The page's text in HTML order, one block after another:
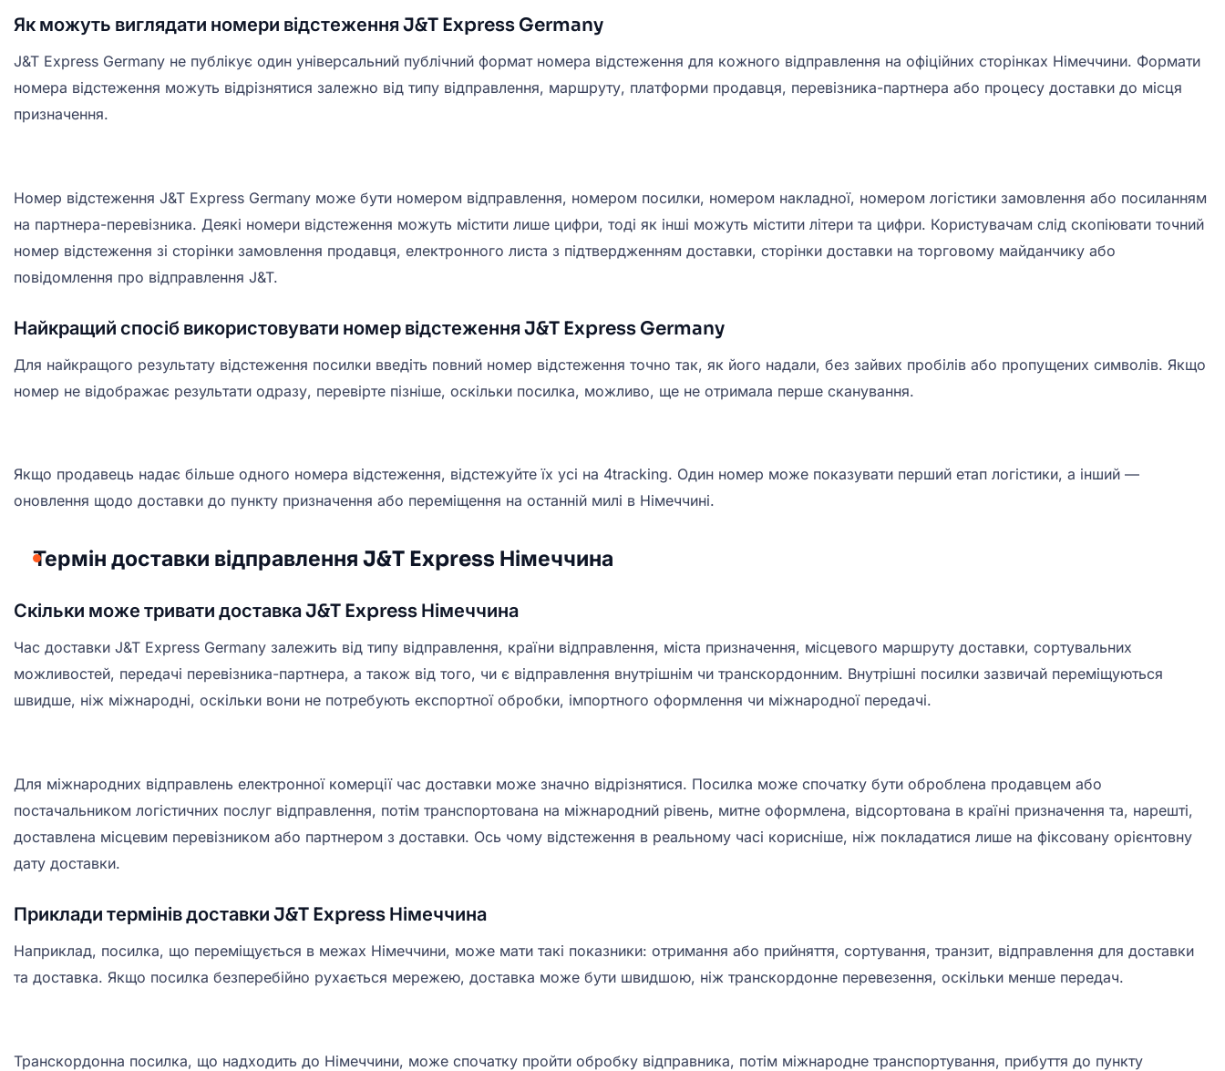
Як можуть виглядати номери відстеження J&T Express Germany
J&T Express Germany не публікує один універсальний публічний формат номера відстеження для кожного відправлення на офіційних сторінках Німеччини. Формати
номера відстеження можуть відрізнятися залежно від типу відправлення, маршруту, платформи продавця, перевізника-партнера або процесу доставки до місця
призначення.
Номер відстеження J&T Express Germany може бути номером відправлення, номером посилки, номером накладної, номером логістики замовлення або посиланням
на партнера-перевізника. Деякі номери відстеження можуть містити лише цифри, тоді як інші можуть містити літери та цифри. Користувачам слід скопіювати точний
номер відстеження зі сторінки замовлення продавця, електронного листа з підтвердженням доставки, сторінки доставки на торговому майданчику або
повідомлення про відправлення J&T.
Найкращий спосіб використовувати номер відстеження J&T Express Germany
Для найкращого результату відстеження посилки введіть повний номер відстеження точно так, як його надали, без зайвих пробілів або пропущених символів. Якщо
номер не відображає результати одразу, перевірте пізніше, оскільки посилка, можливо, ще не отримала перше сканування.
Якщо продавець надає більше одного номера відстеження, відстежуйте їх усі на 4tracking. Один номер може показувати перший етап логістики, а інший —
оновлення щодо доставки до пункту призначення або переміщення на останній милі в Німеччині.
Термін доставки відправлення J&T Express Німеччина
Скільки може тривати доставка J&T Express Німеччина
Час доставки J&T Express Germany залежить від типу відправлення, країни відправлення, міста призначення, місцевого маршруту доставки, сортувальних
можливостей, передачі перевізника-партнера, а також від того, чи є відправлення внутрішнім чи транскордонним. Внутрішні посилки зазвичай переміщуються
швидше, ніж міжнародні, оскільки вони не потребують експортної обробки, імпортного оформлення чи міжнародної передачі.
Для міжнародних відправлень електронної комерції час доставки може значно відрізнятися. Посилка може спочатку бути оброблена продавцем або
постачальником логістичних послуг відправлення, потім транспортована на міжнародний рівень, митне оформлена, відсортована в країні призначення та, нарешті,
доставлена місцевим перевізником або партнером з доставки. Ось чому відстеження в реальному часі корисніше, ніж покладатися лише на фіксовану орієнтовну
дату доставки.
Приклади термінів доставки J&T Express Німеччина
Наприклад, посилка, що переміщується в межах Німеччини, може мати такі показники: отримання або прийняття, сортування, транзит, відправлення для доставки
та доставка. Якщо посилка безперебійно рухається мережею, доставка може бути швидшою, ніж транскордонне перевезення, оскільки менше передач.
Транскордонна посилка, що надходить до Німеччини, може спочатку пройти обробку відправника, потім міжнародне транспортування, прибуття до пункту